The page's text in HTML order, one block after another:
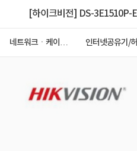
[하이크비전] DS-3E1510P-EI (스위칭허브/8포
네트워크ㆍ케이블
인터넷공유기/